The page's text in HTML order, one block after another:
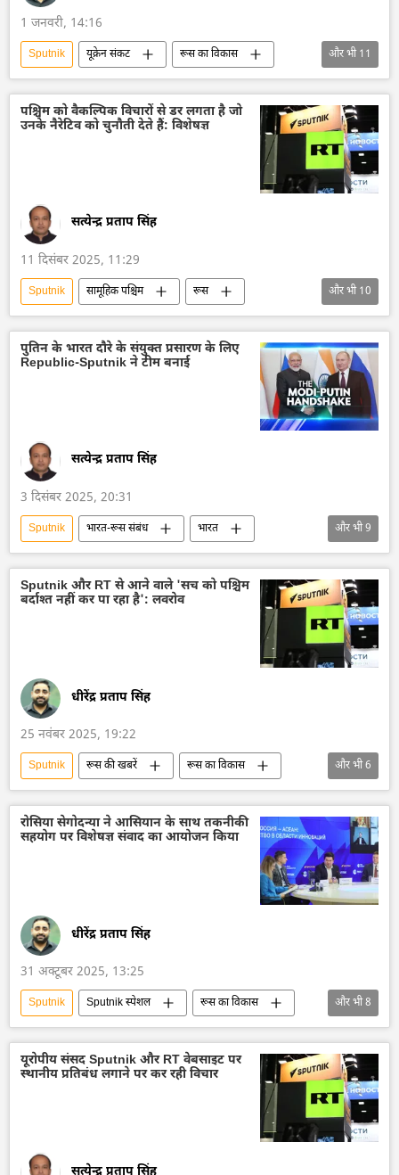
1 जनवरी, 14:16
Sputnik यूक्रेन संकट
रूस का विकास
रूस
मास्को
यूक्रेन सशस्त्र बल
यूक्रेन
यूक्रेन की सुरक्षा सेवा (SBU)
यूक्रेन का जवाबी हमला
विशेष सैन्य अभियान
मौत
और भी11
पश्चिम को वैकल्पिक विचारों से डर लगता है जो
उनके नैरेटिव को चुनौती देते हैं: विशेषज्ञ
सत्येन्द्र प्रताप सिंह
11 दिसंबर 2025, 11:29
Sputnik सामूहिक पश्चिम
रूस
रूस का विकास
यूरोपीय संघ
यूरोपीय आयोग
नाटो
अमेरिका
संसद सदस्य
और भी10
पुतिन के भारत दौरे के संयुक्त प्रसारण के लिए
Republic-Sputnik ने टीम बनाई
सत्येन्द्र प्रताप सिंह
3 दिसंबर 2025, 20:31
Sputnik भारत-रूस संबंध
भारत
भारत का विकास
भारत सरकार
व्लादिमीर पुतिन
Sputnik भारत (статика)
सामाजिक मीडिया
नरेन्द्र मोदी
और भी9
Sputnik और RT से आने वाले 'सच को पश्चिम
बर्दाश्त नहीं कर पा रहा है': लवरोव
धीरेंद्र प्रताप सिंह
25 नवंबर 2025, 19:22
Sputnik रूस की खबरें
रूस का विकास
रूस
मास्को
विदेश मंत्रालय
रूसी विदेश मंत्रालय
सर्गे लवरोव
रूसी पत्रकार
और भी6
रोसिया सेगोदन्या ने आसियान के साथ तकनीकी
सहयोग पर विशेषज्ञ संवाद का आयोजन किया
धीरेंद्र प्रताप सिंह
31 अक्टूबर 2025, 13:25
Sputnik Sputnik स्पेशल
रूस का विकास
रूस
मास्को
मलेशिया
अर्थव्यवस्था
थाईलैंड
आसियान
Rossiya Segodnya
और भी8
यूरोपीय संसद Sputnik और RT वेबसाइट पर
स्थानीय प्रतिबंध लगाने पर कर रही विचार